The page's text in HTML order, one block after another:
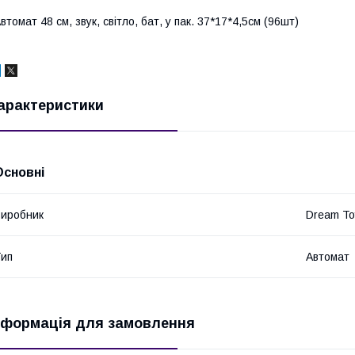
48 см, звук, світло, бат, у пак. 37*17*4,5см (96шт)
Dream
Автомат
для замовлення